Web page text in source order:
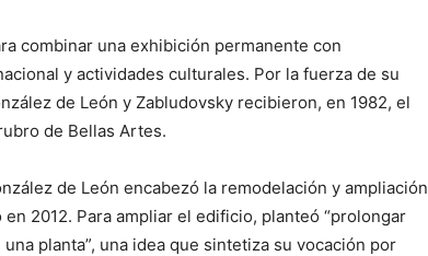
combinar una exhibición permanente con
y actividades culturales. Por la fuerza de su
de León y Zabludovsky recibieron, en 1982, el
de Bellas Artes.
de León encabezó la remodelación y ampliación
2012. Para ampliar el edificio, planteó “prolongar
planta”, una idea que sintetiza su vocación por